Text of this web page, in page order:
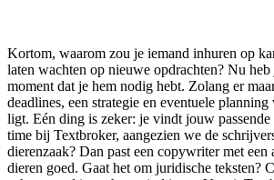
Kortom, waarom zou je iemand inhuren op
laten wachten op nieuwe opdrachten? Nu
moment dat je hem nodig hebt. Zolang er
deadlines, een strategie en eventuele
ligt. Eén ding is zeker: je vindt jouw
time bij Textbroker, aangezien we de
dierenzaak? Dan past een copywriter met een
dieren goed. Gaat het om juridische teksten?